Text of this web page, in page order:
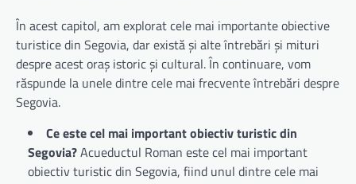
În acest capitol, am explorat cele mai importante obiective
turistice din Segovia, dar există și alte întrebări și mituri
despre acest oraș istoric și cultural. În continuare, vom
răspunde la unele dintre cele mai frecvente întrebări despre
Segovia.
Ce este cel mai important obiectiv turistic din
Segovia?Acueductul Roman este cel mai important
obiectiv turistic din Segovia, fiind unul dintre cele mai